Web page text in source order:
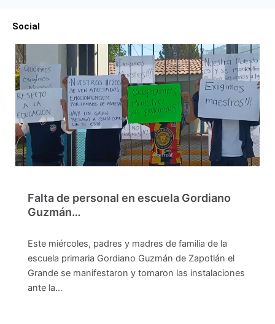
Social
Falta de personal en escuela Gordiano
Guzmán…
Este miércoles, padres y madres de familia de la
escuela primaria Gordiano Guzmán de Zapotlán el
Grande se manifestaron y tomaron las instalaciones
ante la…